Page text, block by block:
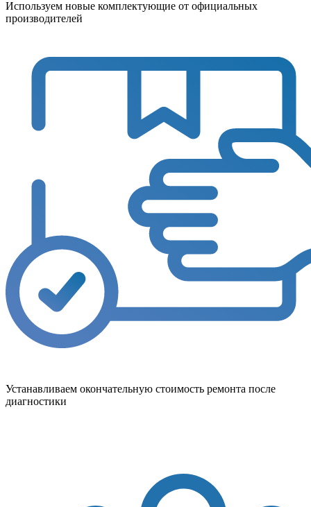
Используем новые комплектующие от официальных
производителей
Устанавливаем окончательную стоимость ремонта после
диагностики